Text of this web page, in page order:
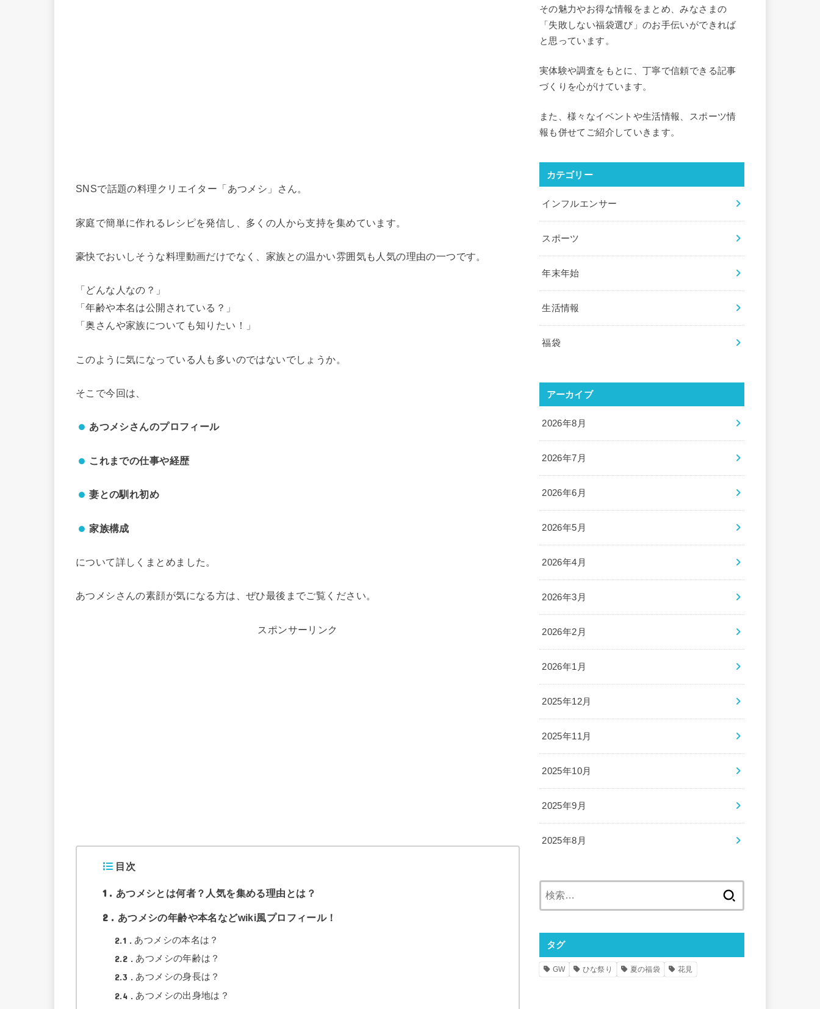
SNSで話題の料理クリエイター「あつメシ」さん。
家庭で簡単に作れるレシピを発信し、多くの人から支持を集めています。
豪快でおいしそうな料理動画だけでなく、家族との温かい雰囲気も人気の理由の一つです。
「どんな人なの？」
「年齢や本名は公開されている？」
「奥さんや家族についても知りたい！」
このように気になっている人も多いのではないでしょうか。
そこで今回は、
あつメシさんのプロフィール
これまでの仕事や経歴
妻との馴れ初め
家族構成
について詳しくまとめました。
あつメシさんの素顔が気になる方は、ぜひ最後までご覧ください。
スポンサーリンク
目次
1 あつメシとは何者？人気を集める理由とは？
2 あつメシの年齢や本名などwiki風プロフィール！
2.1 あつメシの本名は？
2.2 あつメシの年齢は？
2.3 あつメシの身長は？
2.4 あつメシの出身地は？
その魅力やお得な情報をまとめ、みなさまの
「失敗しない福袋選び」のお手伝いができれば
と思っています。
実体験や調査をもとに、丁寧で信頼できる記事
づくりを心がけています。
また、様々なイベントや生活情報、スポーツ情
報も併せてご紹介していきます。
カテゴリー
インフルエンサー
スポーツ
年末年始
生活情報
福袋
アーカイブ
2026年8月
2026年7月
2026年6月
2026年5月
2026年4月
2026年3月
2026年2月
2026年1月
2025年12月
2025年11月
2025年10月
2025年9月
2025年8月
タグ
GW ひな祭り 夏の福袋 花見